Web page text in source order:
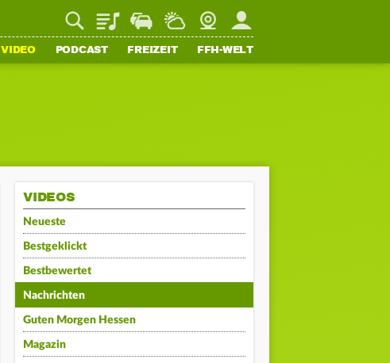
PlaylistStaupilotWetterWebcamMein FFH
VIDEO PODCAST FREIZEIT FFH-WELT
VIDEOS
Neueste
Bestgeklickt
Bestbewertet
Nachrichten
Guten Morgen Hessen
Magazin